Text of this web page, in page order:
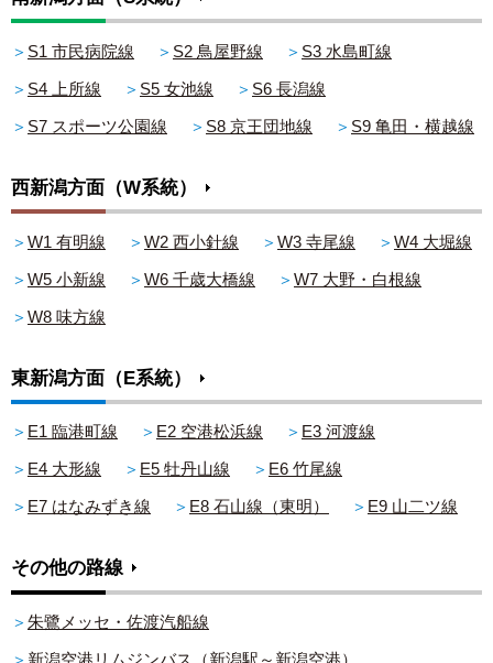
＞ S1 市民病院線 ＞ S2 鳥屋野線 ＞ S3 水島町線
＞ S4 上所線 ＞ S5 女池線 ＞ S6 長潟線
＞ S7 スポーツ公園線 ＞ S8 京王団地線 ＞ S9 亀田・横越線
西新潟方面（W系統）
＞ W1 有明線 ＞ W2 西小針線 ＞ W3 寺尾線 ＞ W4 大堀線
＞ W5 小新線 ＞ W6 千歳大橋線 ＞ W7 大野・白根線
＞ W8 味方線
東新潟方面（E系統）
＞ E1 臨港町線 ＞ E2 空港松浜線 ＞ E3 河渡線
＞ E4 大形線 ＞ E5 牡丹山線 ＞ E6 竹尾線
＞ E7 はなみずき線 ＞ E8 石山線（東明） ＞ E9 山二ツ線
その他の路線
＞ 朱鷺メッセ・佐渡汽船線
＞ 新潟空港リムジンバス（新潟駅～新潟空港）